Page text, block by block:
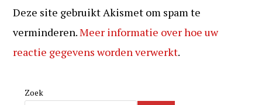
Deze site gebruikt Akismet om spam te
verminderen.Meer informatie over hoe uw
reactie gegevens worden verwerkt.
Zoek